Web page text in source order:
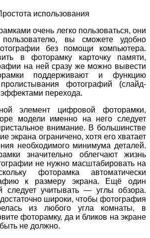
очень легко пользоваться, они
вы сможете удобно
без помощи компьютера.
в фоторамку карточку памяти,
на ней сразу же можно вывести
поддерживают и функцию
пролистывания фотографий (слайд-
перехода.
элемент цифровой фоторамки,
модели именно на него следует
внимание. В большинстве
экрана ограничено, хотя его хватает
необходимого минимума деталей.
значительно облегчают жизнь
не нужно масштабировать на
фоторамка автоматически
к размеру экрана. Ещё один
следует учитывать — углы обзора.
широки, чтобы фотография
из любого угла комнаты, в
фоторамку, да и бликов на экране
не должно.